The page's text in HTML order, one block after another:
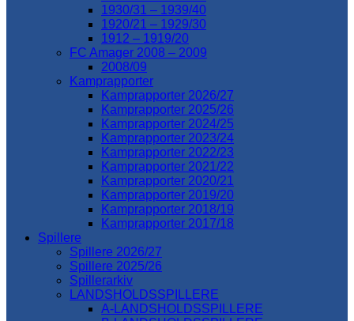
1930/31 – 1939/40
1920/21 – 1929/30
1912 – 1919/20
FC Amager 2008 – 2009
2008/09
Kamprapporter
Kamprapporter 2026/27
Kamprapporter 2025/26
Kamprapporter 2024/25
Kamprapporter 2023/24
Kamprapporter 2022/23
Kamprapporter 2021/22
Kamprapporter 2020/21
Kamprapporter 2019/20
Kamprapporter 2018/19
Kamprapporter 2017/18
Spillere
Spillere 2026/27
Spillere 2025/26
Spillerarkiv
LANDSHOLDSSPILLERE
A-LANDSHOLDSSPILLERE